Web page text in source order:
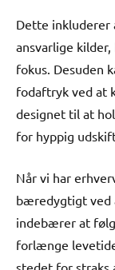
Dette inkluderer
ansvarlige
fokus. Desuden
fodaftryk ved at
designet til at
for hyppig
Når vi har
bæredygtigt ved
indebærer at
forlænge